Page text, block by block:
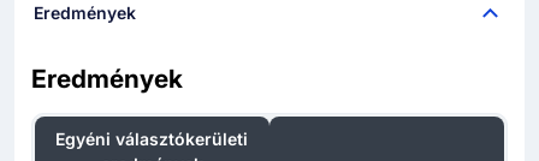
Eredmények
Eredmények
Egyéni választókerületi